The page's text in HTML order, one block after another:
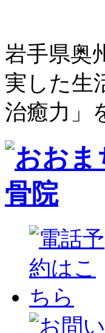
岩手県奥
実した生
治癒力」